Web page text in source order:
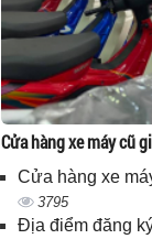
Cửa hàng xe máy cũ
Cửa hàng xe
3795
Địa điểm đăng